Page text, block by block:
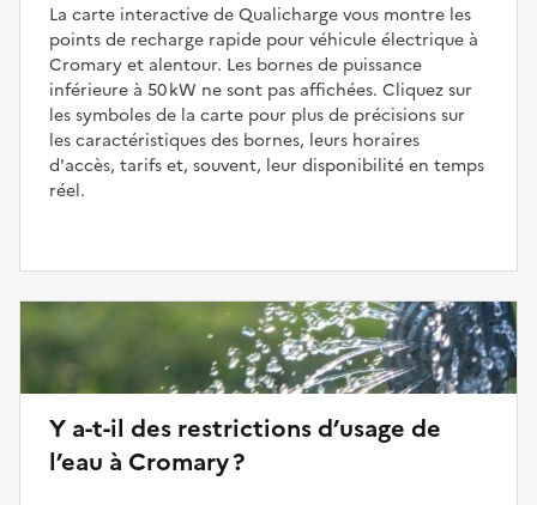
La carte interactive de Qualicharge vous montre les
points de recharge rapide pour véhicule électrique à
Cromary et alentour. Les bornes de puissance
inférieure à 50 kW ne sont pas affichées. Cliquez sur
les symboles de la carte pour plus de précisions sur
les caractéristiques des bornes, leurs horaires
d'accès, tarifs et, souvent, leur disponibilité en temps
réel.
Y a-t-il des restrictions d’usage de
l’eau à Cromary ?